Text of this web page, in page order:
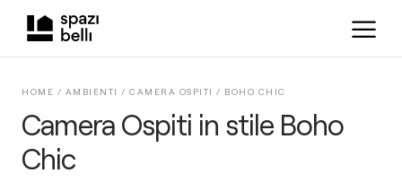
Camera Ospiti in stile Boho
Chic
HOME / AMBIENTI / CAMERA OSPITI / BOHO CHIC